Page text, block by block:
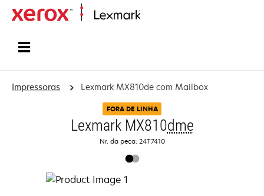
Impressoras Lexmark MX810de com Mailbox
FORA DE LINHA
Lexmark MX810dme
Nr. da peça: 24T7410